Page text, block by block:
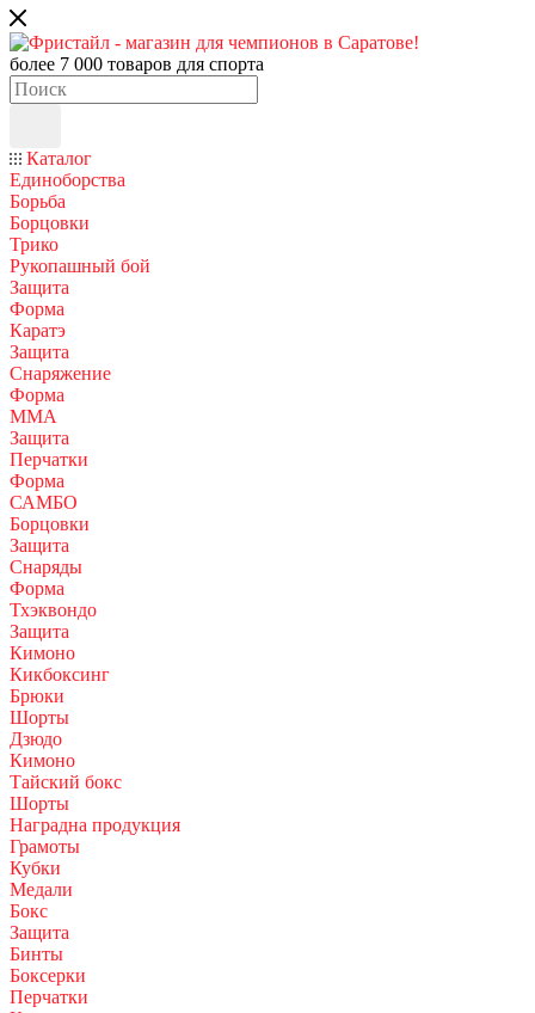
более 7 000 товаров для спорта
Каталог
Единоборства
Борьба
Борцовки
Трико
Рукопашный бой
Защита
Форма
Каратэ
Защита
Снаряжение
Форма
ММА
Защита
Перчатки
Форма
САМБО
Борцовки
Защита
Снаряды
Форма
Тхэквондо
Защита
Кимоно
Кикбоксинг
Брюки
Шорты
Дзюдо
Кимоно
Тайский бокс
Шорты
Наградна продукция
Грамоты
Кубки
Медали
Бокс
Защита
Бинты
Боксерки
Перчатки